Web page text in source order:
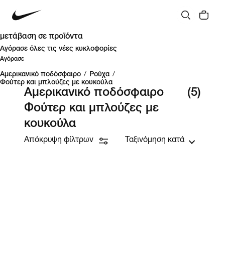
μετάβαση σε προϊόντα
Αγόρασε όλες τις νέες κυκλοφορίες
Αγόρασε
Αμερικανικό ποδόσφαιρο / Ρούχα /
Φούτερ και μπλούζες με κουκούλα
Αμερικανικό ποδόσφαιρο
Φούτερ και μπλούζες με
κουκούλα
(5)
Απόκρυψη φίλτρων Ταξινόμηση κατά